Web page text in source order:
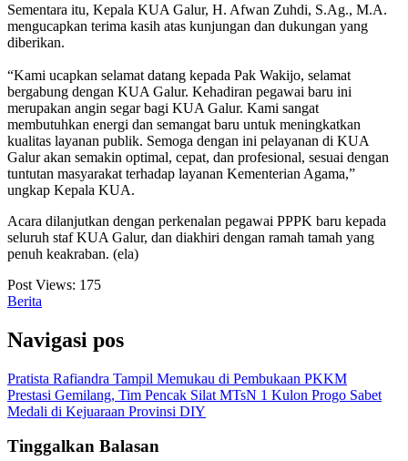
Sementara itu, Kepala KUA Galur, H. Afwan Zuhdi, S.Ag., M.A.
mengucapkan terima kasih atas kunjungan dan dukungan yang
diberikan.
“Kami ucapkan selamat datang kepada Pak Wakijo, selamat
bergabung dengan KUA Galur. Kehadiran pegawai baru ini
merupakan angin segar bagi KUA Galur. Kami sangat
membutuhkan energi dan semangat baru untuk meningkatkan
kualitas layanan publik. Semoga dengan ini pelayanan di KUA
Galur akan semakin optimal, cepat, dan profesional, sesuai dengan
tuntutan masyarakat terhadap layanan Kementerian Agama,”
ungkap Kepala KUA.
Acara dilanjutkan dengan perkenalan pegawai PPPK baru kepada
seluruh staf KUA Galur, dan diakhiri dengan ramah tamah yang
penuh keakraban. (ela)
Post Views: 175
Berita
Navigasi pos
Pratista Rafiandra Tampil Memukau di Pembukaan PKKM
Prestasi Gemilang, Tim Pencak Silat MTsN 1 Kulon Progo Sabet
Medali di Kejuaraan Provinsi DIY
Tinggalkan Balasan